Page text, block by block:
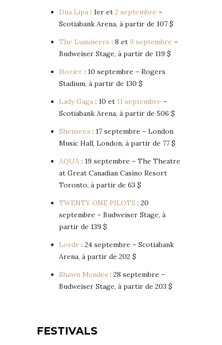
Dua Lipa : 1er et 2 septembre –
Scotiabank Arena, à partir de 107 $
The Lumineers : 8 et 9 septembre –
Budweiser Stage, à partir de 119 $
Hozier : 10 septembre – Rogers
Stadium, à partir de 130 $
Lady Gaga : 10 et 11 septembre –
Scotiabank Arena, à partir de 506 $
Shenseea : 17 septembre – London
Music Hall, London, à partir de 77 $
AQUA : 19 septembre – The Theatre
at Great Canadian Casino Resort
Toronto, à partir de 63 $
TWENTY ONE PILOTS : 20
septembre – Budweiser Stage, à
partir de 139 $
Lorde : 24 septembre – Scotiabank
Arena, à partir de 202 $
Shawn Mendes : 28 septembre –
Budweiser Stage, à partir de 203 $
FESTIVALS